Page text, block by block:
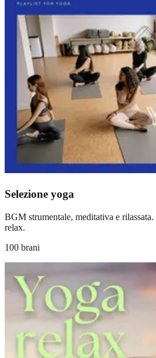
Selezione yoga
BGM strumentale, meditativa e
relax.
100 brani